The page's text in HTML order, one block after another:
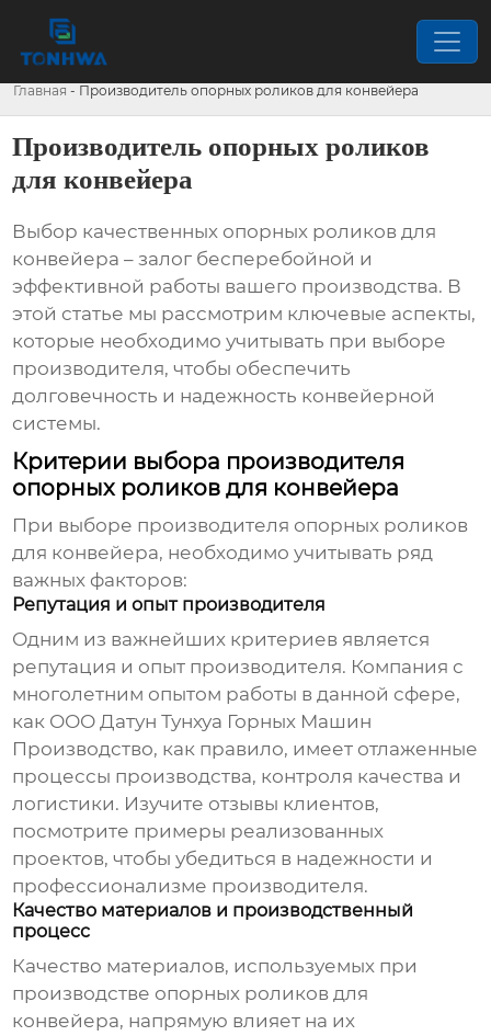
Главная - Производитель опорных роликов для конвейера
Производитель опорных роликов
для конвейера
Выбор качественных опорных роликов для
конвейера – залог бесперебойной и
эффективной работы вашего производства. В
этой статье мы рассмотрим ключевые аспекты,
которые необходимо учитывать при выборе
производителя, чтобы обеспечить
долговечность и надежность конвейерной
системы.
Критерии выбора производителя
опорных роликов для конвейера
При выборе производителя опорных роликов
для конвейера, необходимо учитывать ряд
важных факторов:
Репутация и опыт производителя
Одним из важнейших критериев является
репутация и опыт производителя. Компания с
многолетним опытом работы в данной сфере,
как ООО Датун Тунхуа Горных Машин
Производство, как правило, имеет отлаженные
процессы производства, контроля качества и
логистики. Изучите отзывы клиентов,
посмотрите примеры реализованных
проектов, чтобы убедиться в надежности и
профессионализме производителя.
Качество материалов и производственный
процесс
Качество материалов, используемых при
производстве опорных роликов для
конвейера, напрямую влияет на их